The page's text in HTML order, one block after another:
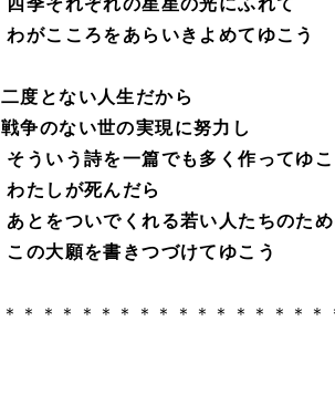
四季それぞれの星星の光にふれて
わがこころをあらいきよめてゆこう
二度とない人生だから
戦争のない世の実現に努力し
そういう詩を一篇でも多く作ってゆこ
わたしが死んだら
あとをついでくれる若い人たちのため
この大願を書きつづけてゆこう
＊＊＊＊＊＊＊＊＊＊＊＊＊＊＊＊＊